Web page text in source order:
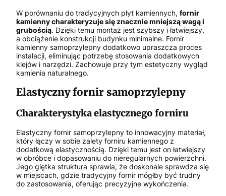
W porównaniu do tradycyjnych płyt kamiennych, fornir
kamienny charakteryzuje się znacznie mniejszą wagą i
grubością. Dzięki temu montaż jest szybszy i łatwiejszy,
a obciążenie konstrukcji budynku minimalne. Fornir
kamienny samoprzylepny dodatkowo upraszcza proces
instalacji, eliminując potrzebę stosowania dodatkowych
klejów i narzędzi. Zachowuje przy tym estetyczny wygląd
kamienia naturalnego.
Elastyczny fornir samoprzylepny
Charakterystyka elastycznego forniru
Elastyczny fornir samoprzylepny to innowacyjny materiał,
który łączy w sobie zalety forniru kamiennego z
dodatkową elastycznością. Dzięki temu jest on łatwiejszy
w obróbce i dopasowaniu do nieregularnych powierzchni.
Jego giętka struktura sprawia, że doskonale sprawdza się
w miejscach, gdzie tradycyjny fornir mógłby być trudny
do zastosowania, oferując precyzyjne wykończenia.